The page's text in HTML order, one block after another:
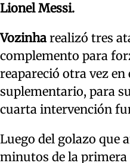
Lionel Messi.
Vozinha realizó tres
complemento para
reapareció otra vez
suplementario, para
cuarta intervención
Luego del golazo que
minutos de la primera